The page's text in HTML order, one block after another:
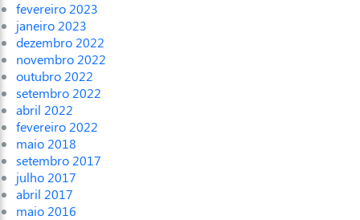
fevereiro 2023
janeiro 2023
dezembro 2022
novembro 2022
outubro 2022
setembro 2022
abril 2022
fevereiro 2022
maio 2018
setembro 2017
julho 2017
abril 2017
maio 2016